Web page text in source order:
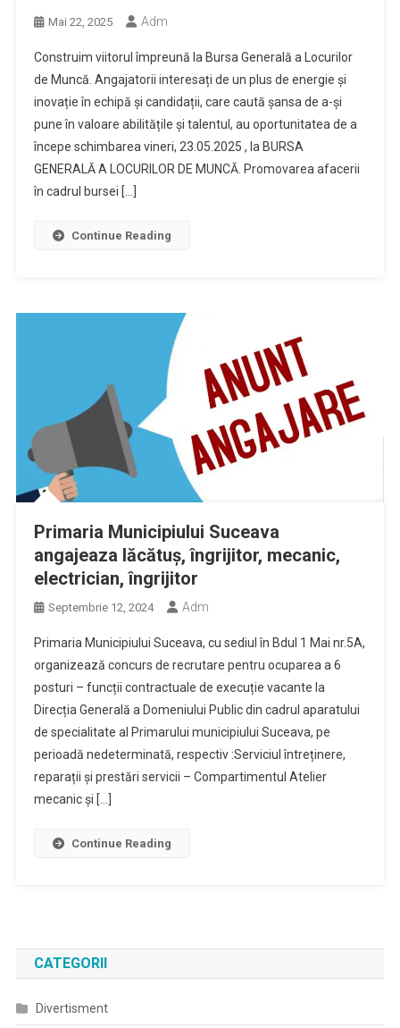
Mai 22, 2025 Adm
Construim viitorul împreună la Bursa Generală a Locurilor
de Muncă. Angajatorii interesați de un plus de energie și
inovație în echipă și candidații, care caută șansa de a-și
pune în valoare abilitățile și talentul, au oportunitatea de a
începe schimbarea vineri, 23.05.2025 , la BURSA
GENERALĂ A LOCURILOR DE MUNCĂ. Promovarea afacerii
în cadrul bursei […]
Continue Reading
Primaria Municipiului Suceava
angajeaza lăcătuș, îngrijitor, mecanic,
electrician, îngrijitor
Septembrie 12, 2024 Adm
Primaria Municipiului Suceava, cu sediul în Bdul 1 Mai nr.5A,
organizează concurs de recrutare pentru ocuparea a 6
posturi – funcții contractuale de execuție vacante la
Direcția Generală a Domeniului Public din cadrul aparatului
de specialitate al Primarului municipiului Suceava, pe
perioadă nedeterminată, respectiv :Serviciul întreținere,
reparații și prestări servicii – Compartimentul Atelier
mecanic și […]
Continue Reading
CATEGORII
Divertisment